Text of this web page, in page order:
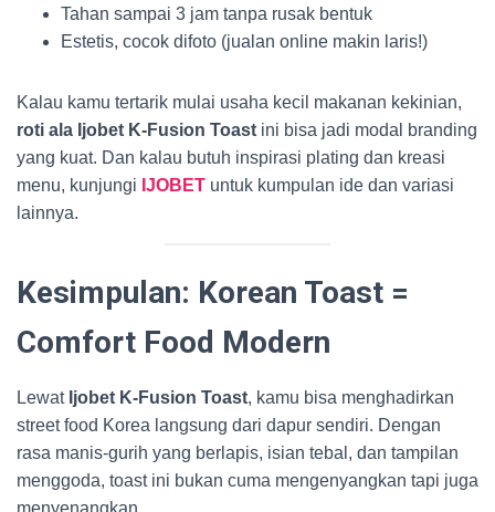
Tahan sampai 3 jam tanpa rusak bentuk
Estetis, cocok difoto (jualan online makin laris!)
Kalau kamu tertarik mulai usaha kecil makanan kekinian,
roti ala Ijobet K-Fusion Toast ini bisa jadi modal branding
yang kuat. Dan kalau butuh inspirasi plating dan kreasi
menu, kunjungi IJOBET untuk kumpulan ide dan variasi
lainnya.
Kesimpulan: Korean Toast =
Comfort Food Modern
Lewat Ijobet K-Fusion Toast, kamu bisa menghadirkan
street food Korea langsung dari dapur sendiri. Dengan
rasa manis-gurih yang berlapis, isian tebal, dan tampilan
menggoda, toast ini bukan cuma mengenyangkan tapi juga
menyenangkan.